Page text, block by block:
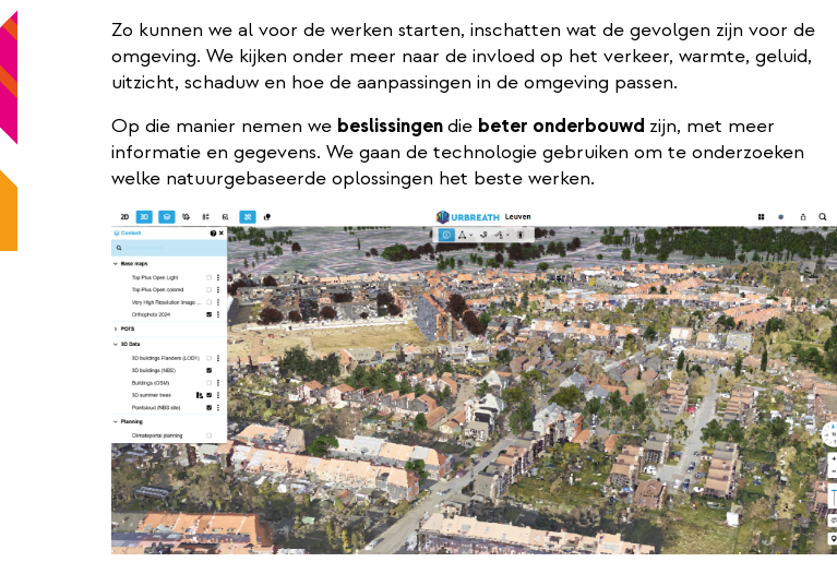
Zo kunnen we al voor de werken starten, inschatten wat de gevolgen zijn voor de
omgeving. We kijken onder meer naar de invloed op het verkeer, warmte, geluid,
uitzicht, schaduw en hoe de aanpassingen in de omgeving passen.
Op die manier nemen we beslissingendie beter onderbouwd zijn, met meer
informatie en gegevens. We gaan de technologie gebruiken om te onderzoeken
welke natuurgebaseerde oplossingen het beste werken.